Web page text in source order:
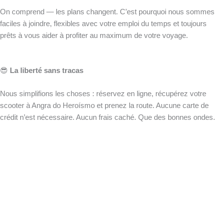
On comprend — les plans changent. C’est pourquoi nous sommes
faciles à joindre, flexibles avec votre emploi du temps et toujours
prêts à vous aider à profiter au maximum de votre voyage.
😎 La liberté sans tracas
Nous simplifions les choses : réservez en ligne, récupérez votre
scooter à Angra do Heroísmo et prenez la route. Aucune carte de
crédit n’est nécessaire. Aucun frais caché. Que des bonnes ondes.